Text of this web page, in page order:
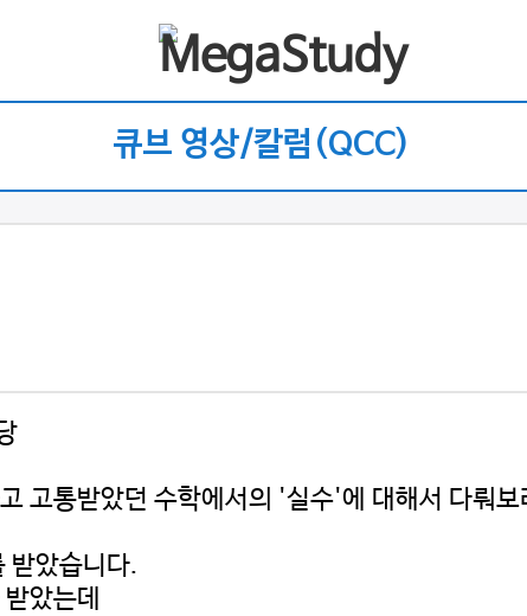
큐브 영상/칼럼(QCC)
고통받았던 수학에서의 '실수'에 대해서 다뤄보
받았습니다.
았는데